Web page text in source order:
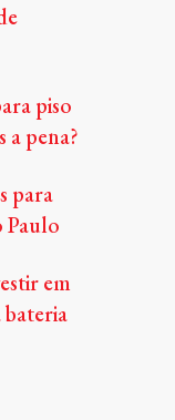
piso
a pena?
para
Paulo
em